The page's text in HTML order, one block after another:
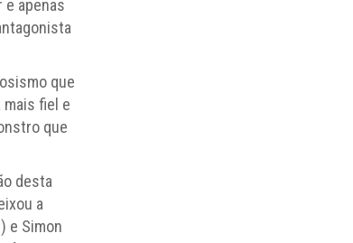
e apenas
que
fiel e
que
desta
a
e Simon